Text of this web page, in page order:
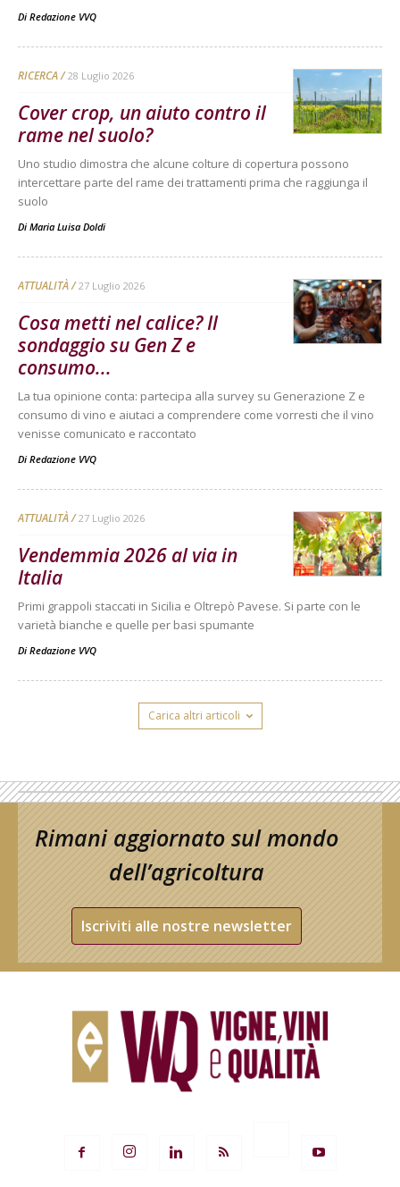
Di Redazione VVQ
RICERCA 28 Luglio 2026
Cover crop, un aiuto contro il
rame nel suolo?
Uno studio dimostra che alcune colture di copertura possono
intercettare parte del rame dei trattamenti prima che raggiunga il
suolo
Di Maria Luisa Doldi
ATTUALITÀ 27 Luglio 2026
Cosa metti nel calice? Il
sondaggio su Gen Z e
consumo...
La tua opinione conta: partecipa alla survey su Generazione Z e
consumo di vino e aiutaci a comprendere come vorresti che il vino
venisse comunicato e raccontato
Di Redazione VVQ
ATTUALITÀ 27 Luglio 2026
Vendemmia 2026 al via in
Italia
Primi grappoli staccati in Sicilia e Oltrepò Pavese. Si parte con le
varietà bianche e quelle per basi spumante
Di Redazione VVQ
Carica altri articoli
Rimani aggiornato sul mondo
dell’agricoltura
Iscriviti alle nostre newsletter